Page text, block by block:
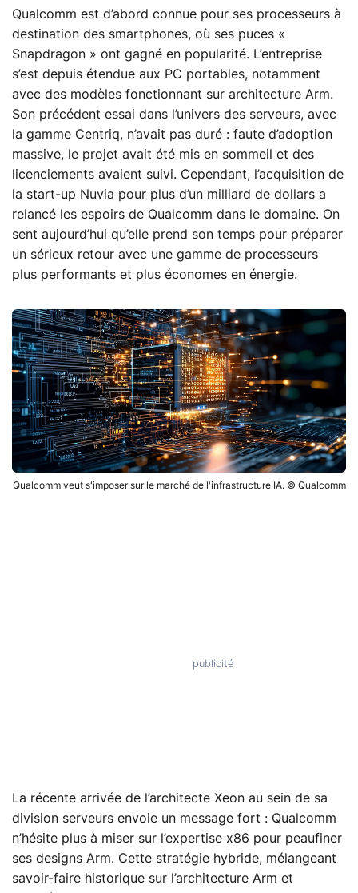
Qualcomm est d’abord connue pour ses processeurs à
destination des smartphones, où ses puces «
Snapdragon » ont gagné en popularité. L’entreprise
s’est depuis étendue aux PC portables, notamment
avec des modèles fonctionnant sur architecture Arm.
Son précédent essai dans l’univers des serveurs, avec
la gamme Centriq, n’avait pas duré : faute d’adoption
massive, le projet avait été mis en sommeil et des
licenciements avaient suivi. Cependant, l’acquisition de
la start-up Nuvia pour plus d’un milliard de dollars a
relancé les espoirs de Qualcomm dans le domaine. On
sent aujourd’hui qu’elle prend son temps pour préparer
un sérieux retour avec une gamme de processeurs
plus performants et plus économes en énergie.
Qualcomm veut s'imposer sur le marché de l'infrastructure IA. © Qualcomm
La récente arrivée de l’architecte Xeon au sein de sa
division serveurs envoie un message fort : Qualcomm
n’hésite plus à miser sur l’expertise x86 pour peaufiner
ses designs Arm. Cette stratégie hybride, mélangeant
savoir-faire historique sur l’architecture Arm et